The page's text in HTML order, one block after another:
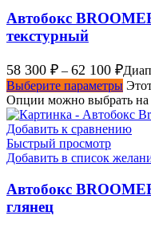
Автобокс
текстурный
58 300 ₽ – 62 100 ₽
Выберите параметры
Опции можно выбрать на
Добавить к сравнению
Быстрый просмотр
Добавить в список
Автобокс
глянец